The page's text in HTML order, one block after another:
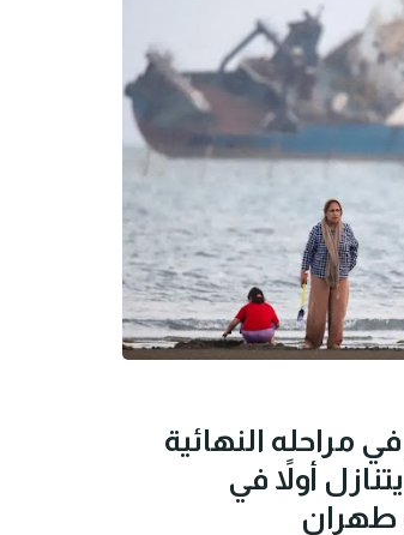
مراحله النهائية
أولاً في
طهران